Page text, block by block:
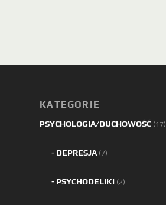
KATEGORIE
PSYCHOLOGIA/DUCHOWOŚĆ (17)
DEPRESJA(7)
PSYCHODELIKI (2)